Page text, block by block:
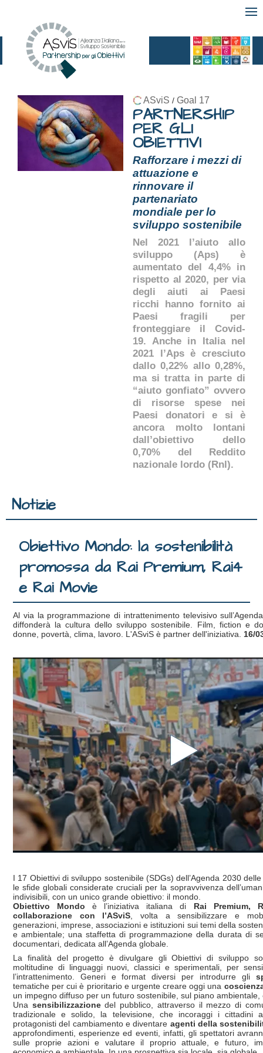
ASviS / Goal 17
PARTNERSHIP
PER GLI
OBIETTIVI
Rafforzare i mezzi di
attuazione e
rinnovare il
partenariato
mondiale per lo
sviluppo sostenibile
Nel 2021 l’aiuto allo
sviluppo (Aps) è
aumentato del 4,4% in
rispetto al 2020, per via
degli aiuti ai Paesi
ricchi hanno fornito ai
Paesi fragili per
fronteggiare il Covid-
19. Anche in Italia nel
2021 l’Aps è cresciuto
dallo 0,22% allo 0,28%,
ma si tratta in parte di
“aiuto gonfiato” ovvero
di risorse spese nei
Paesi donatori e si è
ancora molto lontani
dall’obiettivo dello
0,70% del Reddito
nazionale lordo (Rnl).
Notizie
Obiettivo Mondo: la sostenibilità
promossa da Rai Premium, Rai4
e Rai Movie
Al via la programmazione di intrattenimento televisivo
diffonderà la cultura dello sviluppo sostenibile. Film, fiction e
donne, povertà, clima, lavoro. L'ASviS è partner dell'iniziativa. 16/
I 17 Obiettivi di sviluppo sostenibile (SDGs) dell’Agenda 2030
le sfide globali considerate cruciali per la sopravvivenza
indivisibili, con un unico grande obiettivo: il mondo.
Obiettivo Mondo è l’iniziativa italiana di Rai Premium,
collaborazione con l’ASviS , volta a sensibilizzare e
generazioni, imprese, associazioni e istituzioni sui temi della
e ambientale; una staffetta di programmazione della durata di
documentari, dedicata all’Agenda globale.
La finalità del progetto è divulgare gli Obiettivi di sviluppo
moltitudine di linguaggi nuovi, classici e sperimentali, per
l’intrattenimento. Generi e format diversi per introdurre gli
tematiche per cui è prioritario e urgente creare oggi una
un impegno diffuso per un futuro sostenibile, sul piano
Una sensibilizzazionedel pubblico, attraverso il mezzo di
tradizionale e solido, la televisione, che incoraggi i cittadini
protagonisti del cambiamento e diventare agenti della
approfondimenti, esperienze ed eventi, infatti, gli spettatori
sulle proprie azioni e valutare il proprio attuale, e futuro,